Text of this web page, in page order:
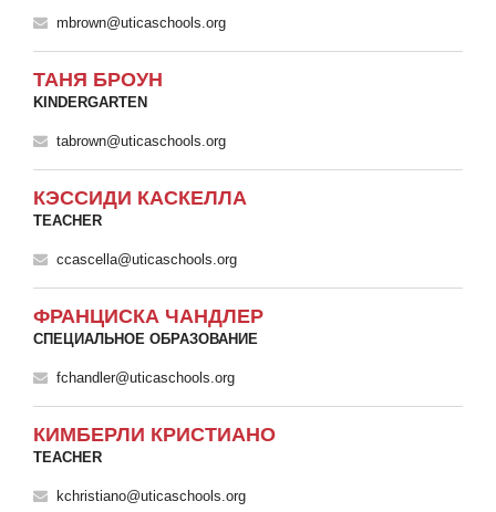
mbrown@uticaschools.org
ТАНЯ БРОУН
KINDERGARTEN
tabrown@uticaschools.org
КЭССИДИ КАСКЕЛЛА
TEACHER
ccascella@uticaschools.org
ФРАНЦИСКА ЧАНДЛЕР
СПЕЦИАЛЬНОЕ ОБРАЗОВАНИЕ
fchandler@uticaschools.org
КИМБЕРЛИ КРИСТИАНО
TEACHER
kchristiano@uticaschools.org